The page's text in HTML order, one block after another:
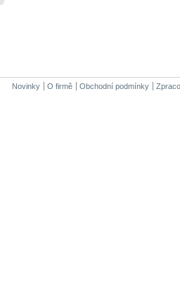
Novinky O firmě Obchodní podmínky